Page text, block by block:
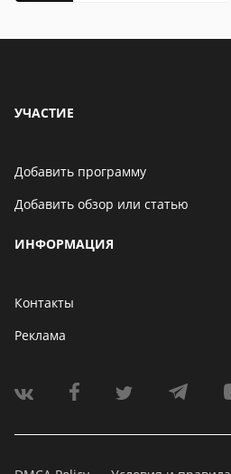
УЧАСТИЕ
Добавить программу
Добавить обзор или статью
ИНФОРМАЦИЯ
Контакты
Реклама